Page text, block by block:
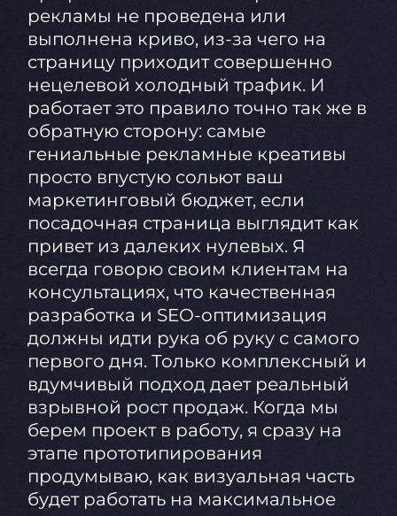
рекламы не проведена или
выполнена криво, из-за чего на
страницу приходит совершенно
нецелевой холодный трафик. И
работает это правило точно так же в
обратную сторону: самые
гениальные рекламные креативы
просто впустую сольют ваш
маркетинговый бюджет, если
посадочная страница выглядит как
привет из далеких нулевых. Я
всегда говорю своим клиентам на
консультациях, что качественная
разработка и SEO-оптимизация
должны идти рука об руку с самого
первого дня. Только комплексный и
вдумчивый подход дает реальный
взрывной рост продаж. Когда мы
берем проект в работу, я сразу на
этапе прототипирования
продумываю, как визуальная часть
будет работать на максимальное